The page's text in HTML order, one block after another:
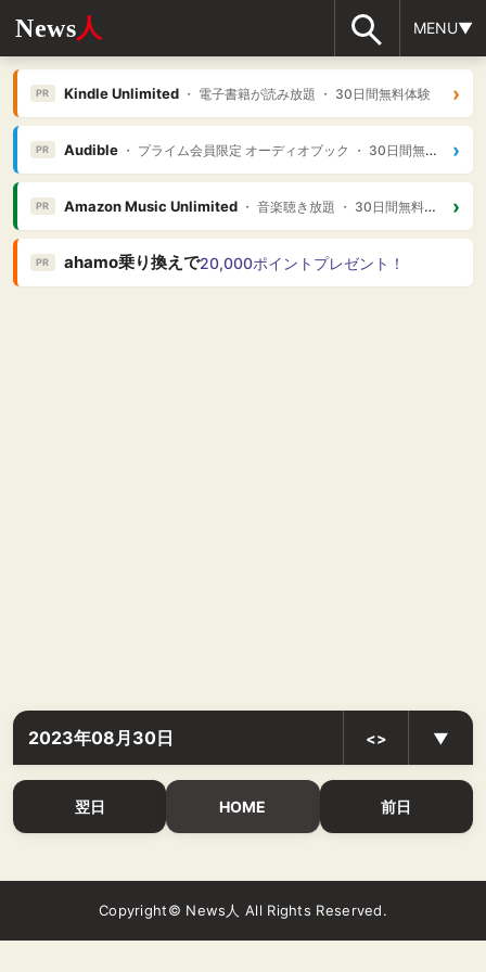
News人 MENU▼
PR Kindle Unlimited・ 電子書籍が読み放題 ・ 30日間無料体験 ›
PR Audible・ プライム会員限定 オーディオブック ・ 30日間無料体験 ›
PR Amazon Music Unlimited・ 音楽聴き放題 ・ 30日間無料体験 ›
PR ahamo乗り換えで20,000ポイントプレゼント！
2023年08月30日 <> ▼
翌日 HOME 前日
Copyright© News人 All Rights Reserved.